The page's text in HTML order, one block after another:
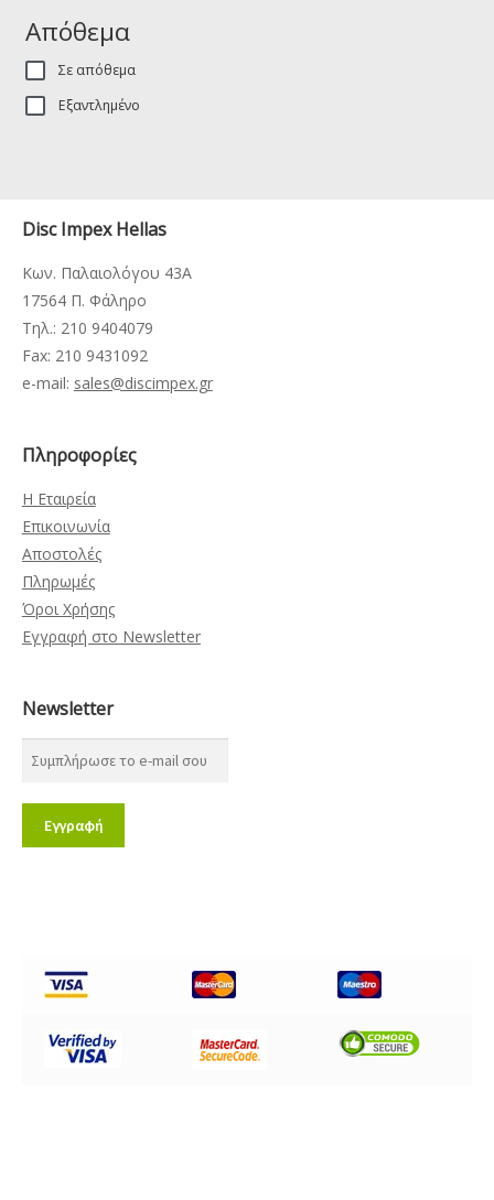
Απόθεμα
Σε απόθεμα
Εξαντλημένο
Disc Impex Hellas
Κων. Παλαιολόγου 43Α
17564 Π. Φάληρο
Τηλ.: 210 9404079
Fax: 210 9431092
e-mail: sales@discimpex.gr
Πληροφορίες
Η Εταιρεία
Επικοινωνία
Αποστολές
Πληρωμές
Όροι Χρήσης
Εγγραφή στο Newsletter
Newsletter